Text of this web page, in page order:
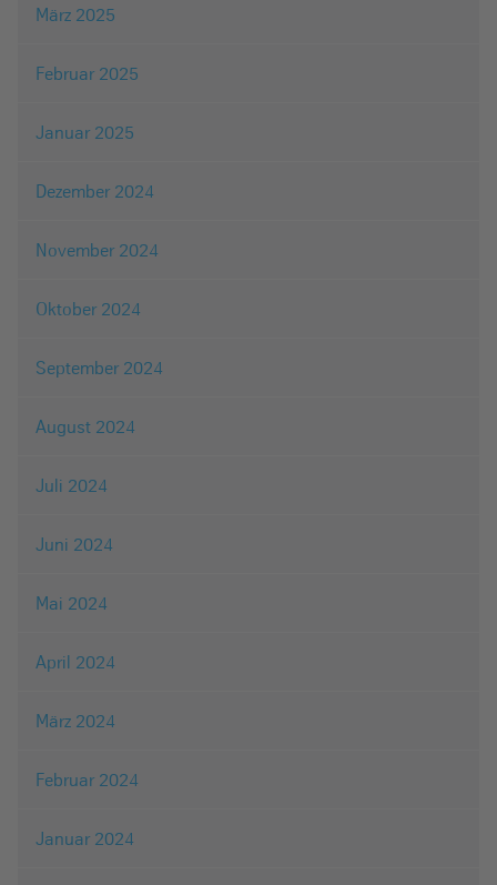
März 2025
Februar 2025
Januar 2025
Dezember 2024
November 2024
Oktober 2024
September 2024
August 2024
Juli 2024
Juni 2024
Mai 2024
April 2024
März 2024
Februar 2024
Januar 2024